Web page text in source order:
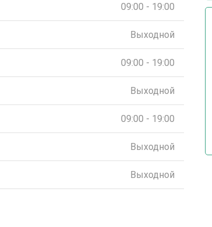
09:00 - 19:00
Выходной
09:00 - 19:00
Выходной
09:00 - 19:00
Выходной
Выходной